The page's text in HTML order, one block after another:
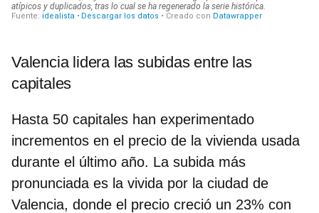
Valencia lidera las subidas entre las
capitales
Hasta 50 capitales han experimentado
incrementos en el precio de la vivienda usada
durante el último año. La subida más
pronunciada es la vivida por la ciudad de
Valencia, donde el precio creció un 23% con